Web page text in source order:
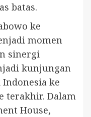
batas.
ke
momen
sinergi
kunjungan
ke
terakhir. Dalam
House,